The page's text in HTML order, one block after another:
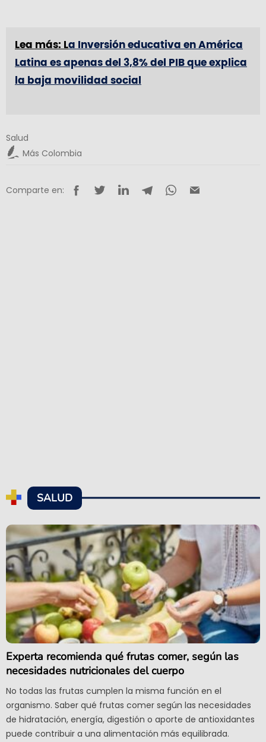
Lea más: La Inversión educativa en América
Latina es apenas del 3,8% del PIB que explica
la baja movilidad social
Salud
Más Colombia
Comparte en:
SALUD
Experta recomienda qué frutas comer, según las
necesidades nutricionales del cuerpo
No todas las frutas cumplen la misma función en el
organismo. Saber qué frutas comer según las necesidades
de hidratación, energía, digestión o aporte de antioxidantes
puede contribuir a una alimentación más equilibrada.